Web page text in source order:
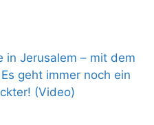
in Jerusalem – mit dem
geht immer noch ein
(Video)